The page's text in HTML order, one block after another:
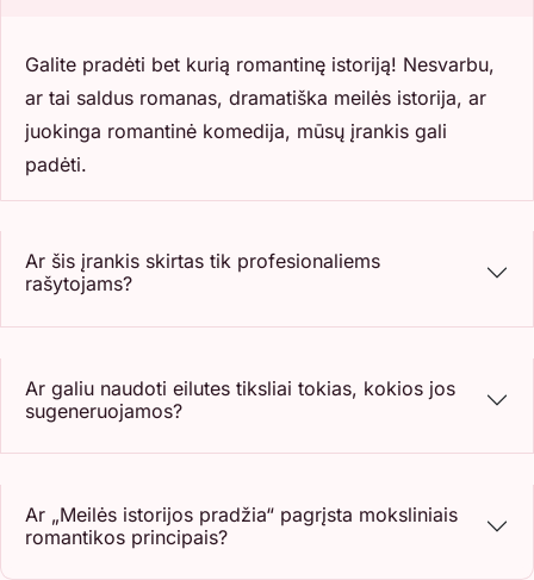
Galite pradėti bet kurią romantinę istoriją! Nesvarbu,
ar tai saldus romanas, dramatiška meilės istorija, ar
juokinga romantinė komedija, mūsų įrankis gali
padėti.
Ar šis įrankis skirtas tik profesionaliems
rašytojams?
Ar galiu naudoti eilutes tiksliai tokias, kokios jos
sugeneruojamos?
Ar „Meilės istorijos pradžia“ pagrįsta moksliniais
romantikos principais?